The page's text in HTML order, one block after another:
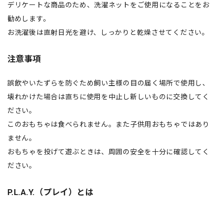
デリケートな商品のため、洗濯ネットをご使用になることをお
勧めします。
お洗濯後は直射日光を避け、しっかりと乾燥させてください。
注意事項
誤飲やいたずらを防ぐため飼い主様の目の届く場所で使用し、
壊れかけた場合は直ちに使用を中止し新しいものに交換してく
ださい。
このおもちゃは食べられません。また子供用おもちゃではあり
ません。
おもちゃを投げて遊ぶときは、周囲の安全を十分に確認してく
ださい。
P.L.A.Y.（プレイ）とは